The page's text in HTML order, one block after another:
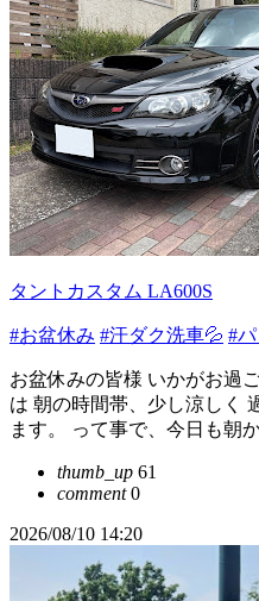
タントカスタム LA600S
#お盆休み #汗ダク洗車💦 #
お盆休みの皆様 いかがお過
は 朝の時間帯、少し涼しく
ます。 って事で、今日も朝
thumb_up 61
comment0
2026/08/10 14:20